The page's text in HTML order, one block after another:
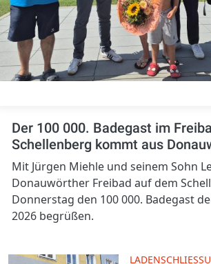
Der 100 000. Badegast im
Schellenberg kommt aus
Mit Jürgen Miehle und seinem Sohn
Donauwörther Freibad auf dem
Donnerstag den 100 000. Badegast
2026 begrüßen.